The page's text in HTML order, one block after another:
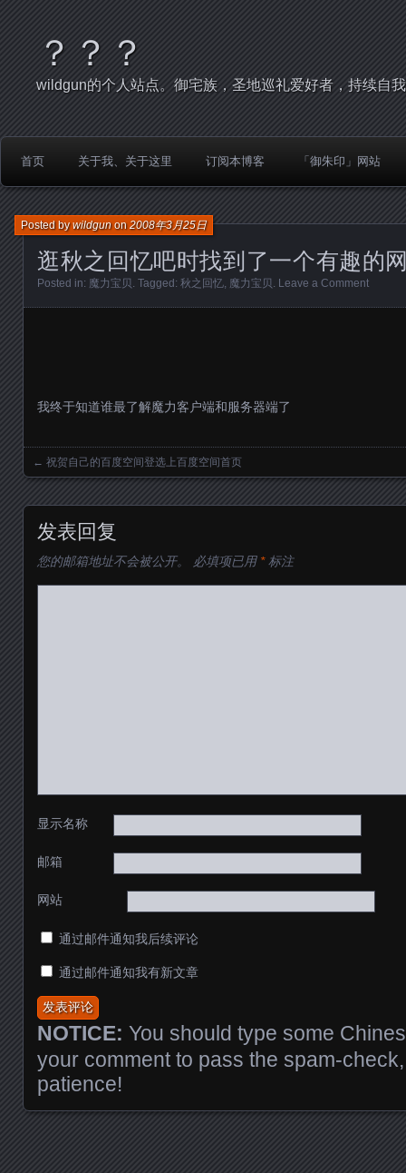
？？？
wildgun的个人站点。御宅族，圣地巡礼爱好者，持续自
首页 关于我、关于这里 订阅本博客 「御朱印」网站
逛秋之回忆吧时找到了一个有趣
Posted bywildgunon2008年3月25日
Posted in: 魔力宝贝 . Tagged: 秋之回忆, 魔力宝贝 . Leave a Comment
我终于知道谁最了解魔力客户端和服务器端了
Posts navigation
← 祝贺自己的百度空间登选上百度空间首页
发表回复
您的邮箱地址不会被公开。 必填项已用 *标注
显示名称
邮箱
网站
通过邮件通知我后续评论
通过邮件通知我有新文章
NOTICE: You should type some
your comment to pass the spam-
patience!